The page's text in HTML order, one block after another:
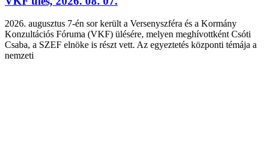
2026. augusztus 7-én sor került a Versenyszféra és a Kormány
Konzultációs Fóruma (VKF) ülésére, melyen meghívottként Csóti
Csaba, a SZEF elnöke is részt vett. Az egyeztetés központi témája a
nemzeti